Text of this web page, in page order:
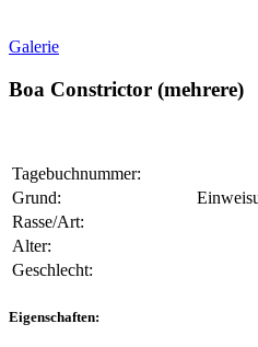
Galerie
Boa Constrictor (mehrere)
Tagebuchnummer:
Grund:
Rasse/Art:
Alter:
Geschlecht:
Eigenschaften: